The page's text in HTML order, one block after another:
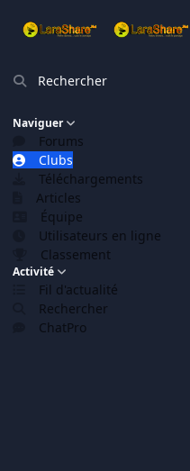
Rechercher
Naviguer
Forums
Clubs
Téléchargements
Articles
Équipe
Utilisateurs en ligne
Classement
Activité
Fil d'actualité
Rechercher
ChatPro